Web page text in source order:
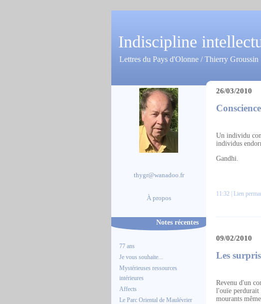
Indiscipline
Lettres du Pays d'Olonne / Thierry Groussin
thygr@wanadoo.fr
À propos
Notes récentes
77 ans
Je vous souhaite...
Mystérieuses ressources
intérieures
Affects
Le Parc Oriental de Maulévrier
26/03/2010
Conscience
Un individu
individus
Gandhi.
11:32 | Lien
09/02/2010
Les
Revenu d'un
l'ouïe perdurait
mourants